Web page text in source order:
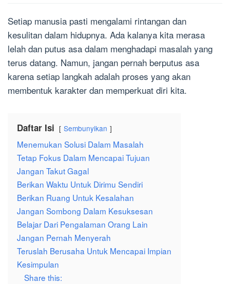
Setiap manusia pasti mengalami rintangan dan
kesulitan dalam hidupnya. Ada kalanya kita merasa
lelah dan putus asa dalam menghadapi masalah yang
terus datang. Namun, jangan pernah berputus asa
karena setiap langkah adalah proses yang akan
membentuk karakter dan memperkuat diri kita.
Daftar Isi Sembunyikan
Menemukan Solusi Dalam Masalah
Tetap Fokus Dalam Mencapai Tujuan
Jangan Takut Gagal
Berikan Waktu Untuk Dirimu Sendiri
Berikan Ruang Untuk Kesalahan
Jangan Sombong Dalam Kesuksesan
Belajar Dari Pengalaman Orang Lain
Jangan Pernah Menyerah
Teruslah Berusaha Untuk Mencapai Impian
Kesimpulan
Share this: